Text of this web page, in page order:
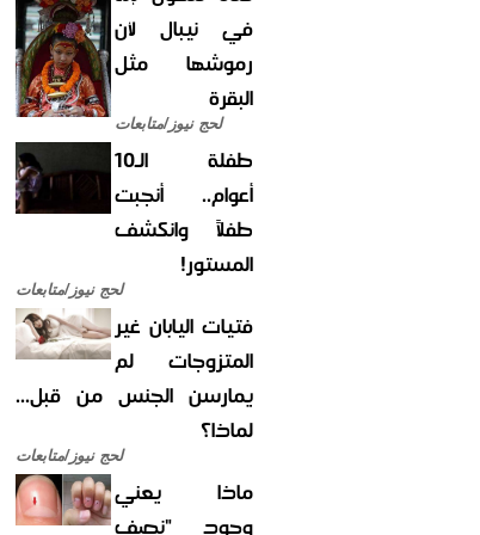
في نيبال لأن
رموشها مثل
البقرة
لحج نيوز/متابعات
طفلة الـ10
أعوام.. أنجبت
طفلاً وانكشف
المستور!
لحج نيوز/متابعات
فتيات اليابان غير
المتزوجات لم
يمارسن الجنس من قبل...
لماذا؟
لحج نيوز/متابعات
ماذا يعني
وجود "نصف